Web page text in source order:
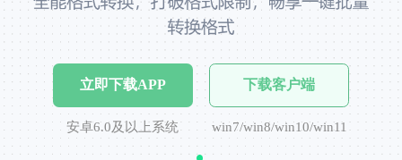
立即下载APP
安卓6.0及以上系统
下载客户端
win7/win8/win10/win11